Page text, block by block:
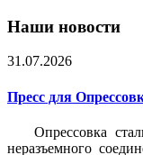
Наши новости
31.07.2026
Пресс для
Опрессовка
неразъемного